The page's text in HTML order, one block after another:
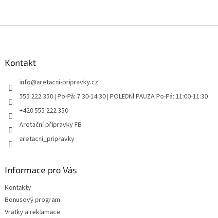
Kontakt
info@aretacni-pripravky.cz
555 222 350 | Po-Pá: 7:30-14:30 | POLEDNÍ PAUZA Po-Pá: 11:00-11:30
+420 555 222 350
Aretační přípravky FB
aretacni_pripravky
Informace pro Vás
Kontakty
Bonusový program
Vratky a reklamace